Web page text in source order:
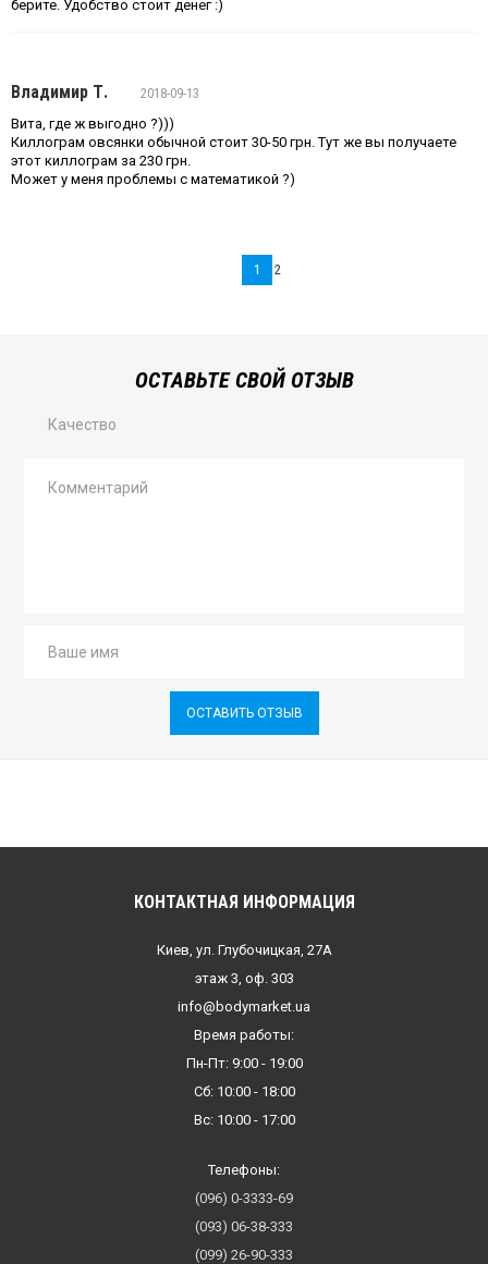
берите. Удобство стоит денег :)
Владимир Т.
2018-09-13
Вита, где ж выгодно ?)))
Киллограм овсянки обычной стоит 30-50 грн. Тут же вы получаете
этот киллограм за 230 грн.
Может у меня проблемы с математикой ?)
1 2
ОСТАВЬТЕ СВОЙ ОТЗЫВ
Качество
ОСТАВИТЬ ОТЗЫВ
КОНТАКТНАЯ ИНФОРМАЦИЯ
Киев, ул. Глубочицкая, 27А
этаж 3, оф. 303
info@bodymarket.ua
Время работы:
Пн-Пт: 9:00 - 19:00
Сб: 10:00 - 18:00
Вс: 10:00 - 17:00
Телефоны:
(096) 0-3333-69
(093) 06-38-333
(099) 26-90-333